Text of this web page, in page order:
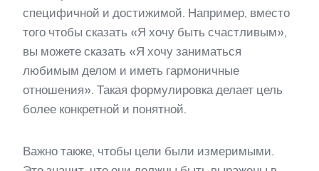
специфичной и достижимой. Например, вместо
того чтобы сказать «Я хочу быть счастливым»,
вы можете сказать «Я хочу заниматься
любимым делом и иметь гармоничные
отношения». Такая формулировка делает цель
более конкретной и понятной.
Важно также, чтобы цели были измеримыми.